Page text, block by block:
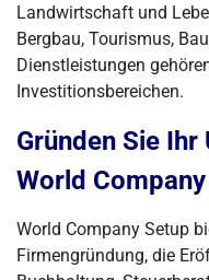
Landwirtschaft und
Bergbau, Tourismus,
Dienstleistungen
Investitionsbereichen.
Gründen Sie
World
World Company Setup
Firmengründung, die